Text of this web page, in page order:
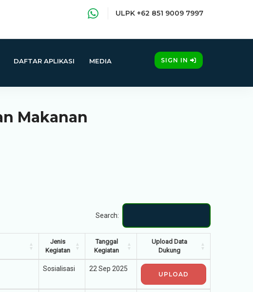
ULPK +62 851 9009 7997
SIGN IN
DAFTAR APLIKASI MEDIA
Makanan
Search:
Jenis
Kegiatan
Tanggal
Kegiatan
Upload Data
Dukung
Sosialisasi 22 Sep 2025
UPLOAD